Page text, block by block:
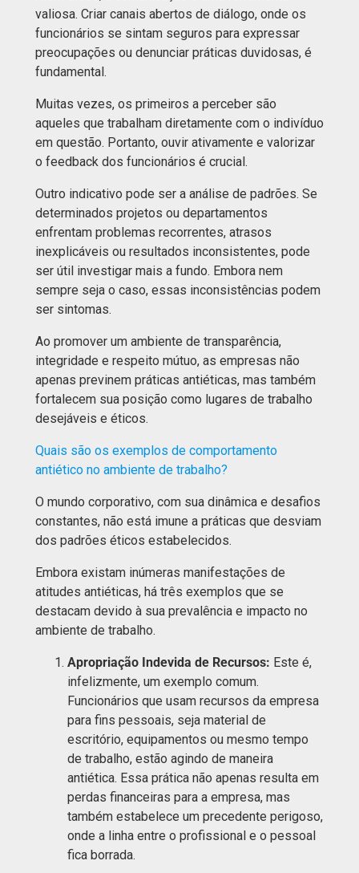
valiosa. Criar canais abertos de diálogo, onde os
funcionários se sintam seguros para expressar
preocupações ou denunciar práticas duvidosas, é
fundamental.
Muitas vezes, os primeiros a perceber são
aqueles que trabalham diretamente com o indivíduo
em questão. Portanto, ouvir ativamente e valorizar
o feedback dos funcionários é crucial.
Outro indicativo pode ser a análise de padrões. Se
determinados projetos ou departamentos
enfrentam problemas recorrentes, atrasos
inexplicáveis ou resultados inconsistentes, pode
ser útil investigar mais a fundo. Embora nem
sempre seja o caso, essas inconsistências podem
ser sintomas.
Ao promover um ambiente de transparência,
integridade e respeito mútuo, as empresas não
apenas previnem práticas antiéticas, mas também
fortalecem sua posição como lugares de trabalho
desejáveis e éticos.
Quais são os exemplos de comportamento
antiético no ambiente de trabalho?
O mundo corporativo, com sua dinâmica e desafios
constantes, não está imune a práticas que desviam
dos padrões éticos estabelecidos.
Embora existam inúmeras manifestações de
atitudes antiéticas, há três exemplos que se
destacam devido à sua prevalência e impacto no
ambiente de trabalho.
Apropriação Indevida de Recursos: Este é,
infelizmente, um exemplo comum.
Funcionários que usam recursos da empresa
para fins pessoais, seja material de
escritório, equipamentos ou mesmo tempo
de trabalho, estão agindo de maneira
antiética. Essa prática não apenas resulta em
perdas financeiras para a empresa, mas
também estabelece um precedente perigoso,
onde a linha entre o profissional e o pessoal
fica borrada.